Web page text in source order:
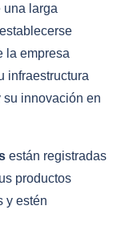
una larga
la empresa
infraestructura
innovación en
están registradas
productos
y estén